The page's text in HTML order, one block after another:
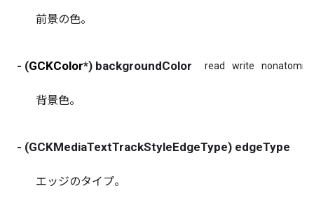
前景の色。
- (GCKColor*) backgroundColor read write nonatomic
背景色。
- (GCKMediaTextTrackStyleEdgeType) edgeType
エッジのタイプ。